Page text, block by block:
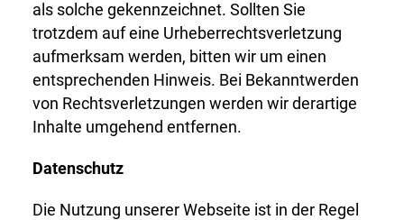
als solche gekennzeichnet. Sollten Sie
trotzdem auf eine Urheberrechtsverletzung
aufmerksam werden, bitten wir um einen
entsprechenden Hinweis. Bei Bekanntwerden
von Rechtsverletzungen werden wir derartige
Inhalte umgehend entfernen.
Datenschutz
Die Nutzung unserer Webseite ist in der Regel